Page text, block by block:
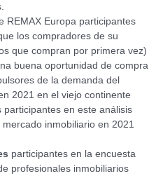
REMAX Europa participantes
los compradores de su
que compran por primera vez)
buena oportunidad de compra
de la demanda del
2021 en el viejo continente
participantes en este análisis
inmobiliario en 2021
participantes en la encuesta
profesionales inmobiliarios